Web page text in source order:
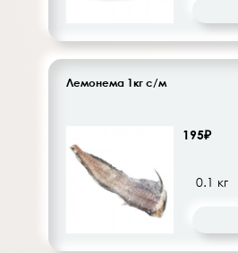
Лемонема 1кг с/м
195₽